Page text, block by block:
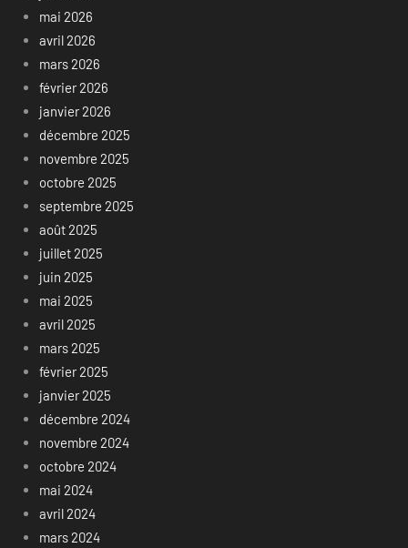
mai 2026
avril 2026
mars 2026
février 2026
janvier 2026
décembre 2025
novembre 2025
octobre 2025
septembre 2025
août 2025
juillet 2025
juin 2025
mai 2025
avril 2025
mars 2025
février 2025
janvier 2025
décembre 2024
novembre 2024
octobre 2024
mai 2024
avril 2024
mars 2024